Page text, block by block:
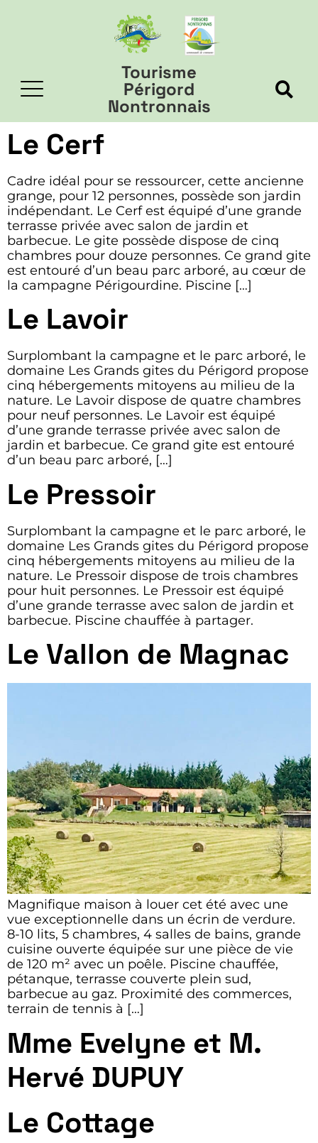
Tourisme
Périgord
Nontronnais
Le Cerf
Cadre idéal pour se ressourcer, cette ancienne
grange, pour 12 personnes, possède son jardin
indépendant. Le Cerf est équipé d’une grande
terrasse privée avec salon de jardin et
barbecue. Le gite possède dispose de cinq
chambres pour douze personnes. Ce grand gite
est entouré d’un beau parc arboré, au cœur de
la campagne Périgourdine. Piscine […]
Le Lavoir
Surplombant la campagne et le parc arboré, le
domaine Les Grands gites du Périgord propose
cinq hébergements mitoyens au milieu de la
nature. Le Lavoir dispose de quatre chambres
pour neuf personnes. Le Lavoir est équipé
d’une grande terrasse privée avec salon de
jardin et barbecue. Ce grand gite est entouré
d’un beau parc arboré, […]
Le Pressoir
Surplombant la campagne et le parc arboré, le
domaine Les Grands gites du Périgord propose
cinq hébergements mitoyens au milieu de la
nature. Le Pressoir dispose de trois chambres
pour huit personnes. Le Pressoir est équipé
d’une grande terrasse avec salon de jardin et
barbecue. Piscine chauffée à partager.
Le Vallon de Magnac
Magnifique maison à louer cet été avec une
vue exceptionnelle dans un écrin de verdure.
8-10 lits, 5 chambres, 4 salles de bains, grande
cuisine ouverte équipée sur une pièce de vie
de 120 m² avec un poêle. Piscine chauffée,
pétanque, terrasse couverte plein sud,
barbecue au gaz. Proximité des commerces,
terrain de tennis à […]
Mme Evelyne et M.
Hervé DUPUY
Le Cottage